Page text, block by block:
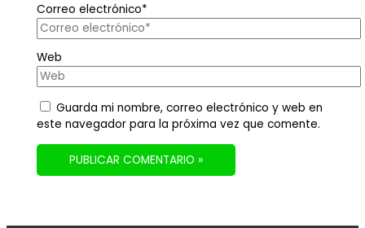
Correo electrónico*
Web
Guarda mi nombre, correo electrónico y web en
este navegador para la próxima vez que comente.